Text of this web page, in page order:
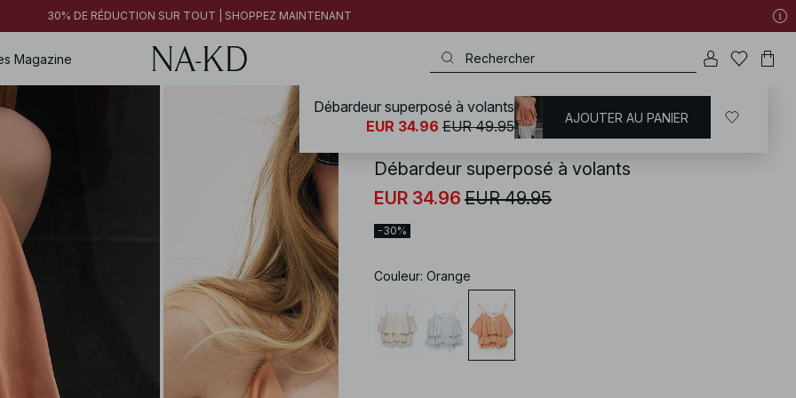
30% DE RÉDUCTION SUR TOUT | SHOPPEZ MAINTENANT
Magazine
NA-KD / T-shirts | Tops / Débardeurs
Débardeur superposé à volants
EUR 34.96 EUR 49.95
-30%
Couleur: Orange
Débardeur superposé à volants
EUR 34.96 EUR 49.95 AJOUTER AU PANIER